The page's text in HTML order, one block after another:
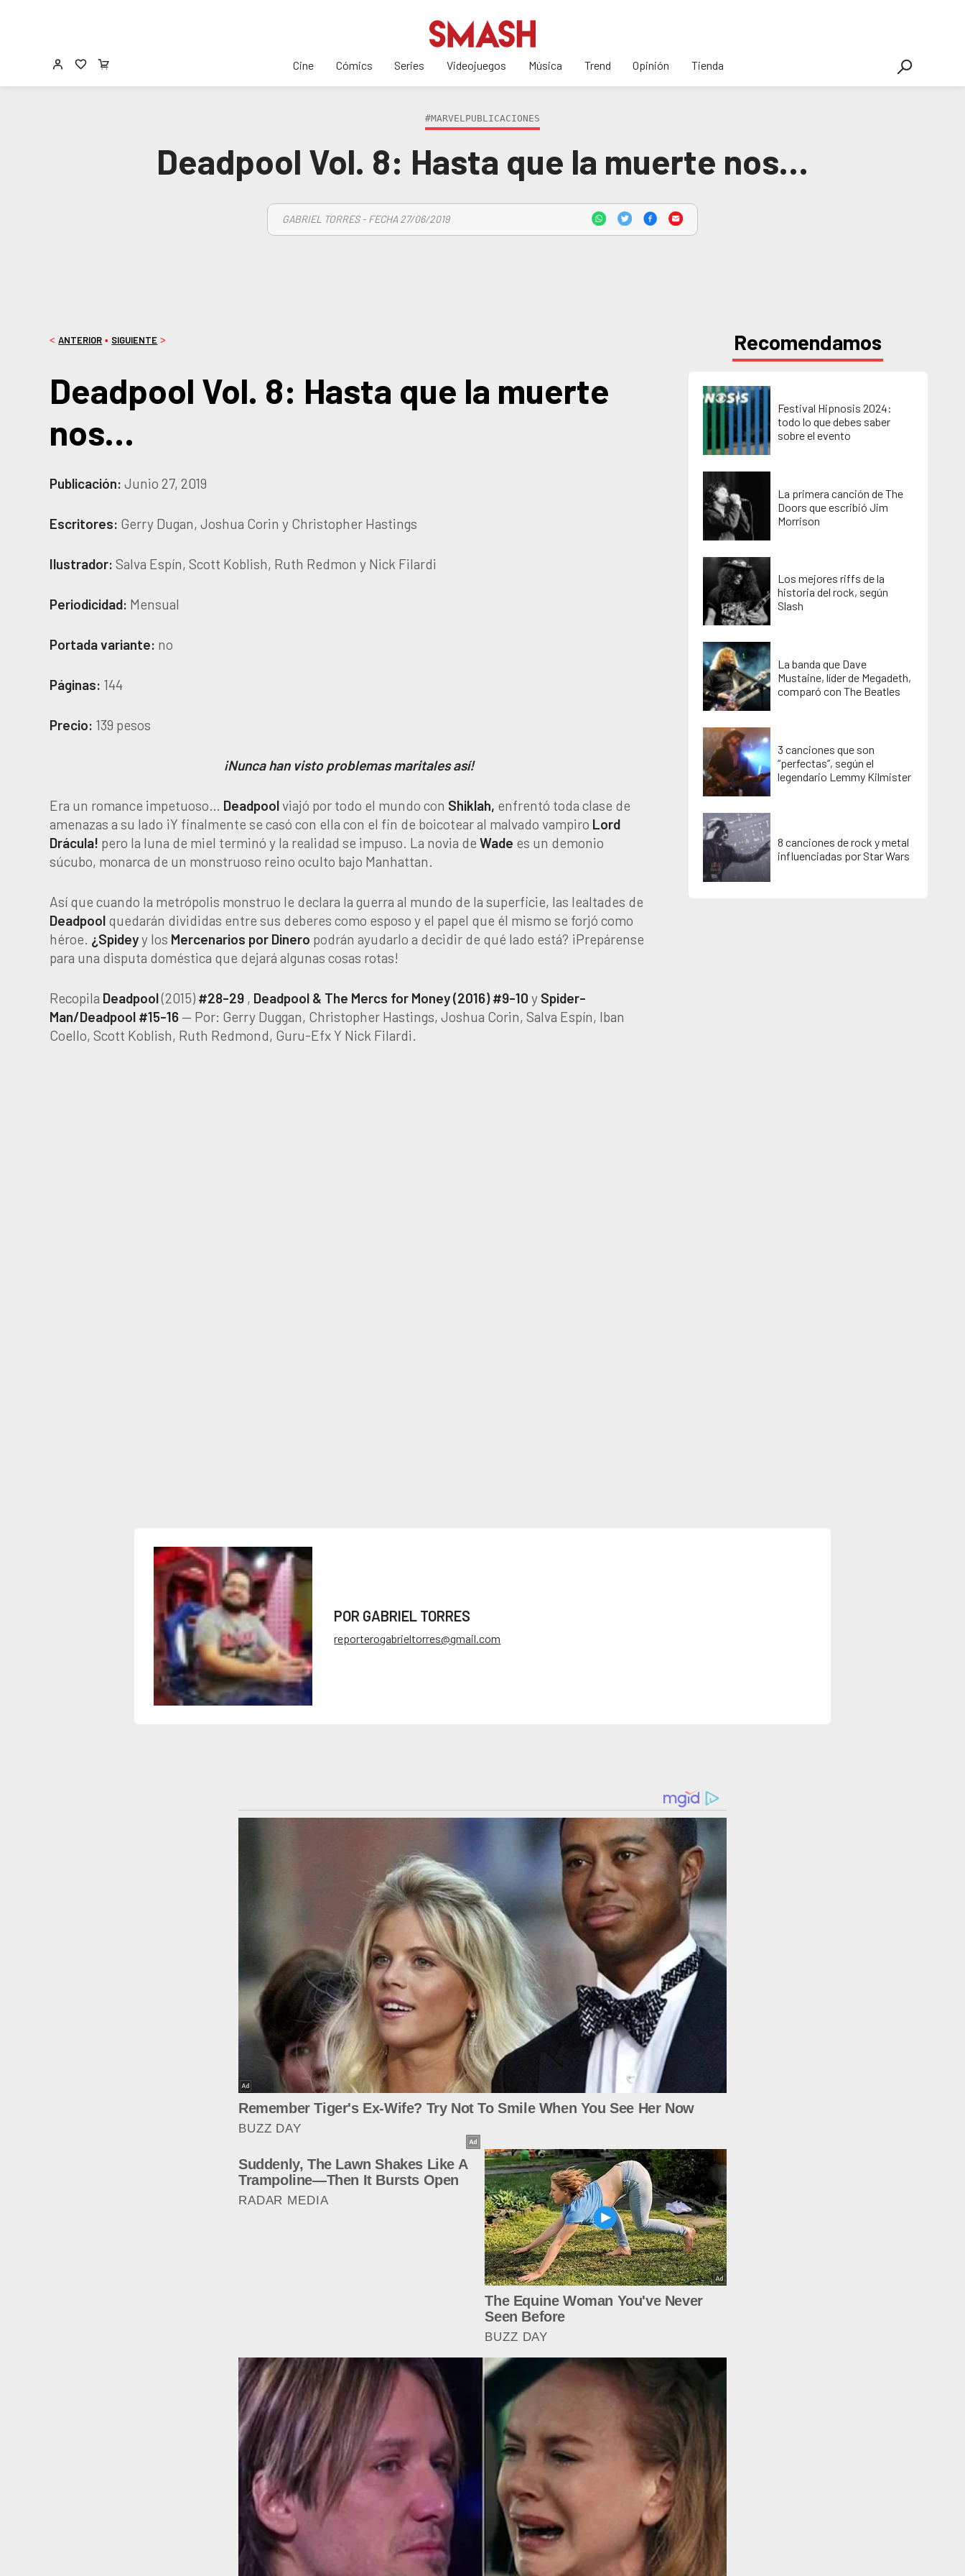
Cine Cómics Series Videojuegos Música Trend Opinión Tienda
#MARVELPUBLICACIONES
Deadpool Vol. 8: Hasta que la muerte nos…
GABRIEL TORRES - FECHA 27/06/2019
<ANTERIOR • SIGUIENTE >
Deadpool Vol. 8: Hasta que la muerte
nos…
Publicación: Junio 27, 2019
Escritores: Gerry Dugan, Joshua Corin y Christopher Hastings
Ilustrador: Salva Espín, Scott Koblish, Ruth Redmon y Nick Filardi
Periodicidad: Mensual
Portada variante: no
Páginas: 144
Precio: 139 pesos
¡Nunca han visto problemas maritales así!
Era un romance impetuoso… Deadpoolviajó por todo el mundo con Shiklah, enfrentó toda clase de
amenazas a su lado ¡Y finalmente se casó con ella con el fin de boicotear al malvado vampiro Lord
Drácula! pero la luna de miel terminó y la realidad se impuso. La novia deWade es un demonio
súcubo, monarca de un monstruoso reino oculto bajo Manhattan.
Así que cuando la metrópolis monstruo le declara la guerra al mundo de la superficie, las lealtades de
Deadpool quedarán divididas entre sus deberes como esposo y el papel que él mismo se forjó como
héroe. ¿Spideyy los Mercenarios por Dinero podrán ayudarlo a decidir de qué lado está? ¡Prepárense
para una disputa doméstica que dejará algunas cosas rotas!
Recopila Deadpool(2015) #28-29 , Deadpool & The Mercs for Money(2016) #9-10 y Spider-
Man/Deadpool #15-16 — Por: Gerry Duggan, Christopher Hastings, Joshua Corin, Salva Espín, Iban
Coello, Scott Koblish, Ruth Redmond, Guru-Efx Y Nick Filardi.
Recomendamos
Festival Hipnosis 2024:
todo lo que debes saber
sobre el evento
La primera canción de The
Doors que escribió Jim
Morrison
Los mejores riffs de la
historia del rock, según
Slash
La banda que Dave
Mustaine, líder de Megadeth,
comparó con The Beatles
3 canciones que son
“perfectas”, según el
legendario Lemmy Kilmister
8 canciones de rock y metal
influenciadas por Star Wars
POR GABRIEL TORRES
reporterogabrieltorres@gmail.com